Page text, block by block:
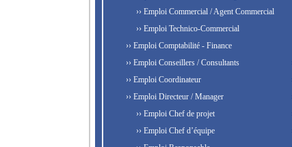
›› Emploi Commercial / Agent Commercial
›› Emploi Technico-Commercial
›› Emploi Comptabilité - Finance
›› Emploi Conseillers / Consultants
›› Emploi Coordinateur
›› Emploi Directeur / Manager
›› Emploi Chef de projet
›› Emploi Chef d’équipe